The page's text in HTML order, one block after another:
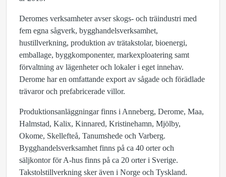
Deromes verksamheter avser skogs- och träindustri med
fem egna sågverk, bygghandelsverksamhet,
hustillverkning, produktion av trätakstolar, bioenergi,
emballage, byggkomponenter, markexploatering samt
förvaltning av lägenheter och lokaler i eget innehav.
Derome har en omfattande export av sågade och förädlade
trävaror och prefabricerade villor.
Produktionsanläggningar finns i Anneberg, Derome, Maa,
Halmstad, Kalix, Kinnared, Kristinehamn, Mjölby,
Okome, Skellefteå, Tanumshede och Varberg.
Bygghandelsverksamhet finns på ca 40 orter och
säljkontor för A-hus finns på ca 20 orter i Sverige.
Takstolstillverkning sker även i Norge och Tyskland.